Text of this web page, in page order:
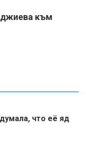
към
что её яд